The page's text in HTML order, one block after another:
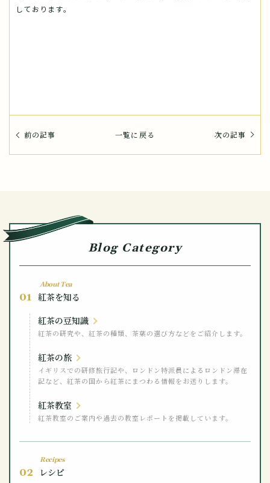
しております。
前の記事 一覧に戻る 次の記事
Blog Category
About Tea
01 紅茶を知る
紅茶の豆知識
紅茶の研究や、紅茶の種類、茶葉の選び方などをご紹介します。
紅茶の旅
イギリスでの研修旅行記や、ロンドン特派員によるロンドン滞在
記など、紅茶の国から紅茶にまつわる情報をお送りします。
紅茶教室
紅茶教室のご案内や過去の教室レポートを掲載しています。
Recipes
02
レシピ